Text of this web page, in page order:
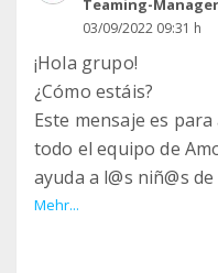
Teaming-Manager
03/09/2022 09:31 h
¡Hola grupo!
¿Cómo estáis?
Este mensaje es
todo el equipo de
ayuda a l@s niñ@s
les estamos
contaré más cosas
Mehr...